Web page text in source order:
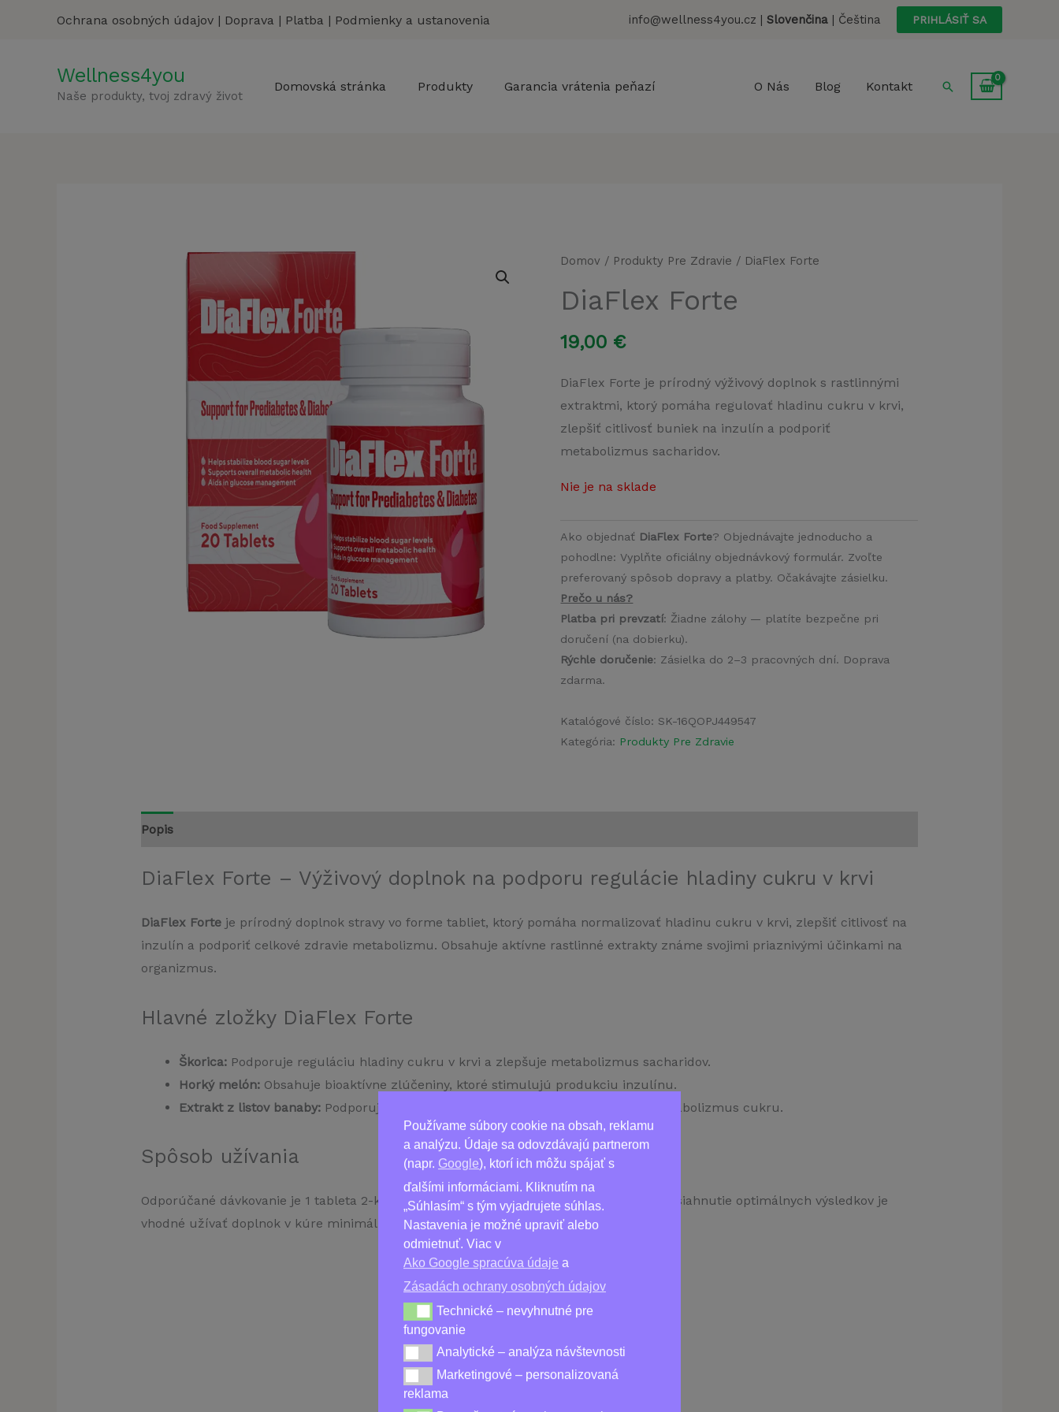
Používame súbory cookie na obsah, reklamu
a analýzu. Údaje sa odovzdávajú partnerom
(napr. Google), ktorí ich môžu spájať s
ďalšími informáciami. Kliknutím na
„Súhlasím“ s tým vyjadrujete súhlas.
Nastavenia je možné upraviť alebo
odmietnuť. Viac v
Ako Google spracúva údaje a
Zásadách ochrany osobných údajov
Technické – nevyhnutné pre fungovanie
Technické – nevyhnutné pre
fungovanie
Analytické – analýza návštevnosti
Analytické – analýza návštevnosti
Marketingové – personalizovaná reklama
Marketingové – personalizovaná
reklama
Ochrana osobných údajov | Doprava | Platba | Podmienky a ustanovenia info@wellness4you.cz | Slovenčina | Čeština PRIHLÁSIŤ SA
Wellness4you
Naše produkty, tvoj zdravý život
Domovská stránka Produkty Garancia vrátenia peňazí O Nás Blog Kontakt Hľadať
Domov / Produkty Pre Zdravie / DiaFlex Forte
DiaFlex Forte
19,00 €
DiaFlex Forte je prírodný výživový doplnok s rastlinnými
extraktmi, ktorý pomáha regulovať hladinu cukru v krvi,
zlepšiť citlivosť buniek na inzulín a podporiť
metabolizmus sacharidov.
Nie je na sklade
Ako objednať DiaFlex Forte? Objednávajte jednoducho a
pohodlne: Vyplňte oficiálny objednávkový formulár. Zvoľte
preferovaný spôsob dopravy a platby. Očakávajte zásielku.
Prečo u nás?
Platba pri prevzatí: Žiadne zálohy — platíte bezpečne pri
doručení (na dobierku).
Rýchle doručenie: Zásielka do 2–3 pracovných dní. Doprava
zdarma.
Katalógové číslo: SK-16QOPJ449547
Kategória: Produkty Pre Zdravie
Popis
DiaFlex Forte – Výživový doplnok na podporu regulácie hladiny cukru v krvi
DiaFlex Forteje prírodný doplnok stravy vo forme tabliet, ktorý pomáha normalizovať hladinu cukru v krvi, zlepšiť citlivosť na
inzulín a podporiť celkové zdravie metabolizmu. Obsahuje aktívne rastlinné extrakty známe svojimi priaznivými účinkami na
organizmus.
Hlavné zložky DiaFlex Forte
Škorica:Podporuje reguláciu hladiny cukru v krvi a zlepšuje metabolizmus sacharidov.
Horký melón:Obsahuje bioaktívne zlúčeniny, ktoré stimulujú produkciu inzulínu.
Extrakt z listov banaby:Podporuje glukózovú toleranciu a pomáha regulovať metabolizmus cukru.
Spôsob užívania
Odporúčané dávkovanie je 1 tableta 2-krát denne s jedlom, zapité pohárom vody. Pre dosiahnutie optimálnych výsledkov je
vhodné užívať doplnok v kúre minimálne 30 dní.
Kúpiť DiaFlex Forte